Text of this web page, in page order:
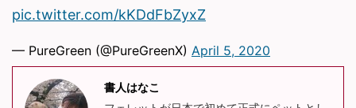
pic.twitter.com/kKDdFbZyxZ
— PureGreen (@PureGreenX) April 5, 2020
書人はなこ